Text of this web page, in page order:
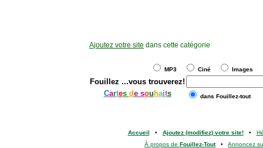
Ajoutez votre site dans cette catégorie
MP3 Ciné Images
Fouillez ...vous trouverez!
Cartes de sou haits dans Fouillez-tout
Accueil • Ajoutez (modifiez) votre site!•
À propos de Fouillez-Tout• Annoncez